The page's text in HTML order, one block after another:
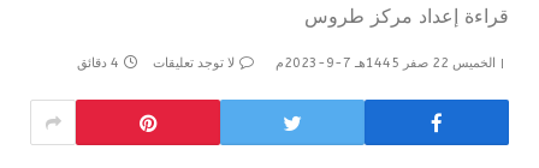
قراءة إعداد مركز طروس
الخميس 22 صفر 1445هـ 7-9-2023م لا توجد تعليقات 4 دقائق